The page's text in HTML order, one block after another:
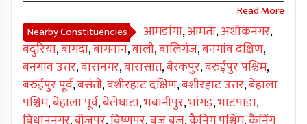
Nearby Constituencies आमडांगा,आमता,अशोकनगर,
बदुरिया,बागदा,बागनान,बाली,बालिगंज,बनगांव दक्षिण,
बनगांव उत्तर,बारानगर,बारासात,बैरकपुर,बरुईपुर पश्चिम,
बरुईपुर पूर्व,बसंती,बशीरहाट दक्षिण,बशीरहाट उत्तर,बेहाला
पश्चिम,बेहाला पूर्व,बेलेघाटा,भबानीपुर,भांगड़,भाटपाड़ा,